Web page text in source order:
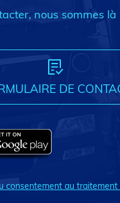
nous sommes
DE
consentement au